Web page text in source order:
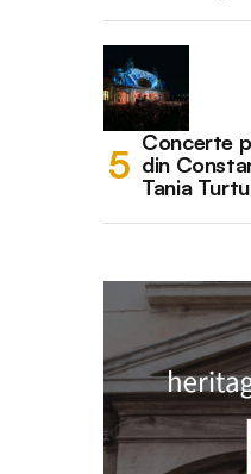
Concerte
din
Tania